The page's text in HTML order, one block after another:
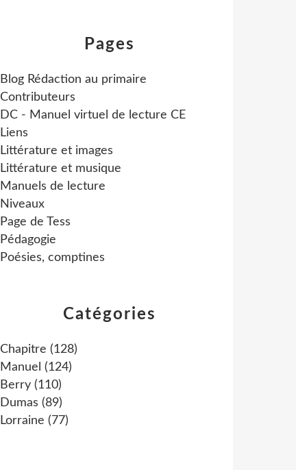
Catégories
Chapitre (128)
Manuel (124)
Berry (110)
Dumas (89)
Lorraine (77)
Pages
Blog Rédaction au primaire
Contributeurs
DC - Manuel virtuel de lecture CE
Liens
Littérature et images
Littérature et musique
Manuels de lecture
Niveaux
Page de Tess
Pédagogie
Poésies, comptines